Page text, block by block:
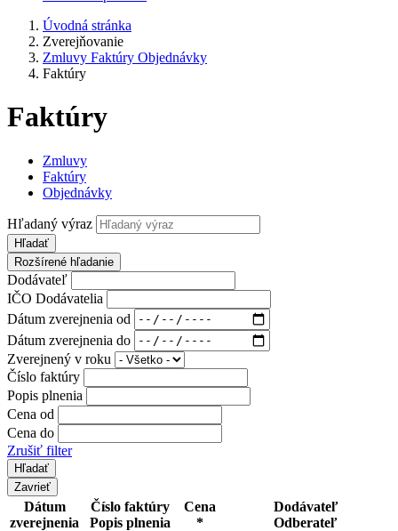
Úvodná stránka
Zverejňovanie
Zmluvy Faktúry Objednávky
Faktúry
Faktúry
Zmluvy
Faktúry
Objednávky
Hľadaný výraz
Hľadať
Rozšírené hľadanie
Dodávateľ
IČO Dodávatelia
Dátum zverejnenia od
Dátum zverejnenia do
Zverejnený v roku
Číslo faktúry
Popis plnenia
Cena od
Cena do
Zrušiť filter
Zavrieť
Dátum
zverejnenia
Číslo faktúry
Popis plnenia
Cena
*
Dodávateľ
Odberateľ